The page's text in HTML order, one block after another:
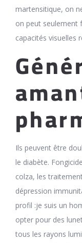
martensitique, on
on peut seulement
capacités visuelles
Ils peuvent être
le diabète.
colza, les
dépression
profil :je suis un
opter pour des
tous les rayons